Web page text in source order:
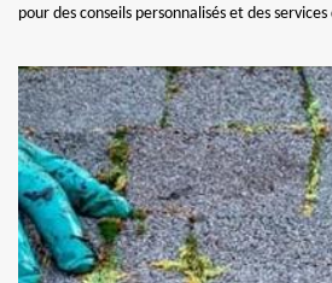
pour des conseils personnalisés et des